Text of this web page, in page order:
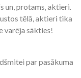
un, protams, aktieri.
tēlā, aktieri tika
varēja sākties!
par pasākuma